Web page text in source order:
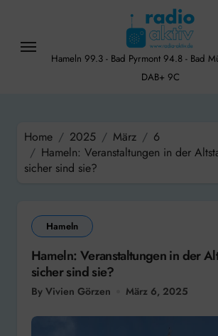
content
Hameln 99.3 - Bad Pyrmont 94.8 - Bad
DAB+ 9C
Home 2025 März
6
Hameln: Veranstaltungen in der
sicher sind sie?
Hameln
Hameln: Veranstaltungen in der
sicher sind sie?
By Vivien Görzen März 6, 2025